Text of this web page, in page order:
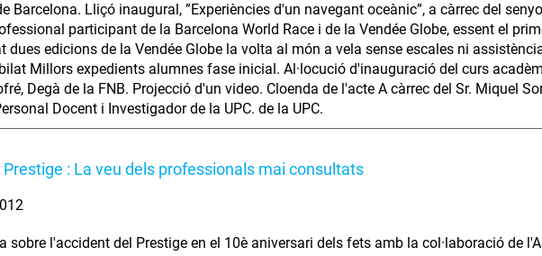
Barcelona. Lliçó inaugural, ”Experiències d'un navegant oceànic”, a càrrec del
participant de la Barcelona World Race i de la Vendée Globe, essent el
dues edicions de la Vendée Globe la volta al món a vela sense escales ni
Millors expedients alumnes fase inicial. Al·locució d'inauguració del curs
Degà de la FNB. Projecció d'un video. Cloenda de l'acte A càrrec del Sr. Miquel
Docent i Investigador de la UPC. de la UPC.
Prestige : La veu dels professionals mai consultats
sobre l'accident del Prestige en el 10è aniversari dels fets amb la col·laboració de